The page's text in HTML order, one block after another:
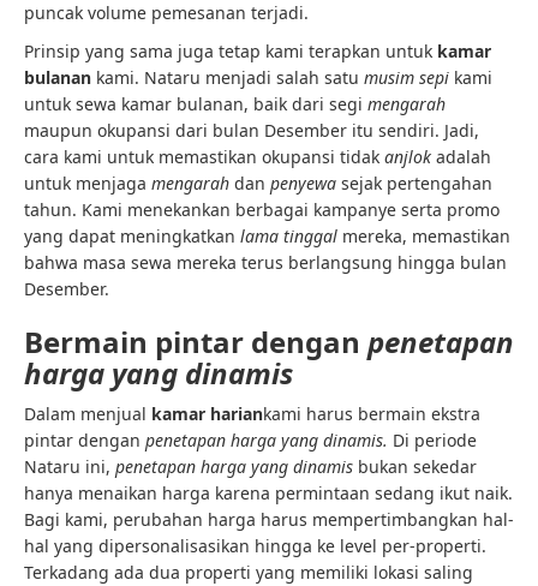
puncak volume pemesanan terjadi.
Prinsip yang sama juga tetap kami terapkan untuk kamar
bulanan kami. Nataru menjadi salah satu musim sepi kami
untuk sewa kamar bulanan, baik dari segi mengarah
maupun okupansi dari bulan Desember itu sendiri. Jadi,
cara kami untuk memastikan okupansi tidak anjlok adalah
untuk menjaga mengarah dan penyewa sejak pertengahan
tahun. Kami menekankan berbagai kampanye serta promo
yang dapat meningkatkan lama tinggal mereka, memastikan
bahwa masa sewa mereka terus berlangsung hingga bulan
Desember.
Bermain pintar dengan penetapan
harga yang dinamis
Dalam menjual kamar hariankami harus bermain ekstra
pintar dengan penetapan harga yang dinamis. Di periode
Nataru ini, penetapan harga yang dinamis bukan sekedar
hanya menaikan harga karena permintaan sedang ikut naik.
Bagi kami, perubahan harga harus mempertimbangkan hal-
hal yang dipersonalisasikan hingga ke level per-properti.
Terkadang ada dua properti yang memiliki lokasi saling